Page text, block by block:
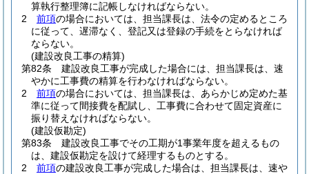
算執行整理簿に記帳しなければならない。
2
前項の場合においては、担当課長は、法令の定めるところ
に従って、遅滞なく、登記又は登録の手続をとらなければ
ならない。
(建設改良工事の精算)
第82条
建設改良工事が完成した場合には、担当課長は、速
やかに工事費の精算を行わなければならない。
2
前項の場合においては、担当課長は、あらかじめ定めた基
準に従って間接費を配賦し、工事費に合わせて固定資産に
振り替えなければならない。
(建設仮勘定)
第83条
建設改良工事でその工期が1事業年度を超えるもの
は、建設仮勘定を設けて経理するものとする。
2
前項の建設改良工事が完成した場合は、担当課長は、速や